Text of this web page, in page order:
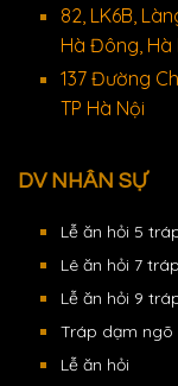
82, LK6B,
Hà Đông, Hà
137 Đường
TP Hà Nội
DV NHÂN SỰ
Lễ ăn hỏi 5
Lê ăn hỏi 7 tráp
Lễ ăn hỏi 9
Tráp dạm ngõ
Lễ ăn hỏi